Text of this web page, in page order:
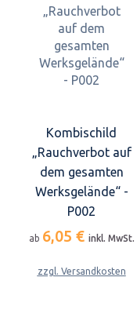
Kombischild
„Rauchverbot auf
dem gesamten
Werksgelände“ -
P002
ab 6,05 € inkl. MwSt.
zzgl. Versandkosten